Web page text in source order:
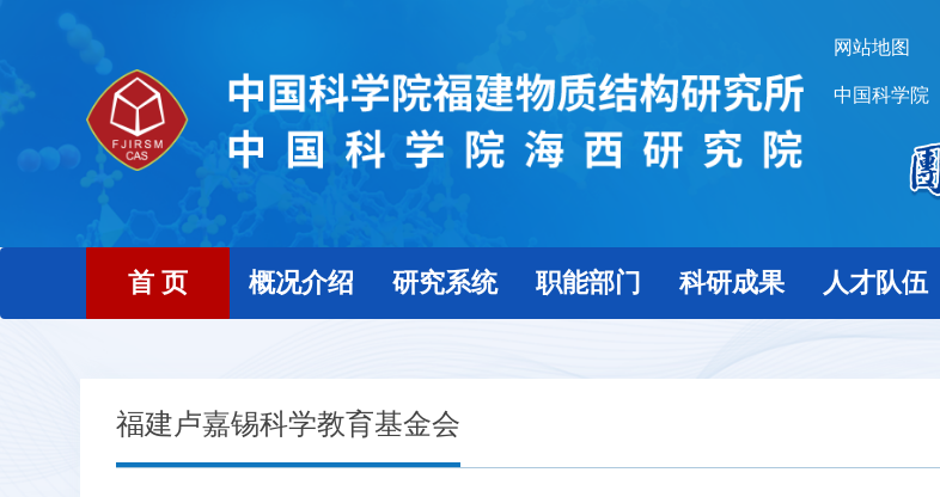
网站地图
中国科学院
首 页 概况介绍 研究系统 职能部门 科研成果 人才队伍
福建卢嘉锡科学教育基金会